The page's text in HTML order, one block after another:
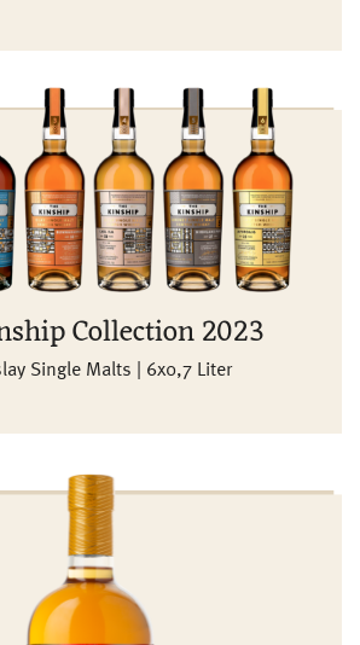
Collection 2023
Single Malts | 6x0,7 Liter